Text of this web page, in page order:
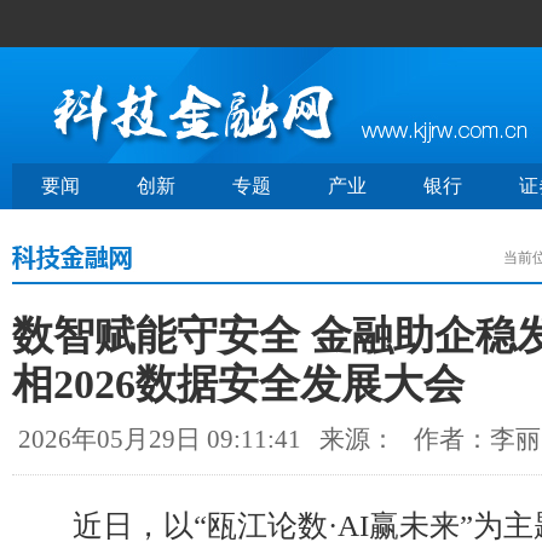
要闻 创新 专题 产业 银行 证
当前
数智赋能守安全 金融助企稳
相2026数据安全发展大会
2026年05月29日 09:11:41 来源： 作者：李丽
近日，以“瓯江论数·AI赢未来”为主